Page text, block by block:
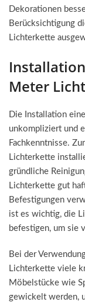
Dekorationen
Berücksichtigung
Lichterkette
Meter
Die Installation
unkompliziert und
Fachkenntnisse.
Lichterkette
gründliche
Lichterkette gut
Befestigungen
ist es wichtig, die
befestigen, um sie
Bei der
Lichterkette viele
Möbelstücke wie
gewickelt werden,